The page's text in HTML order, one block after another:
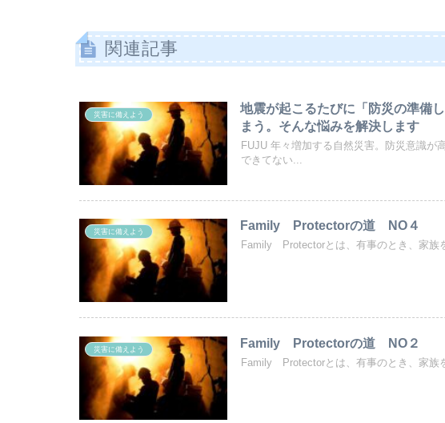
関連記事
災害に備えよう
地震が起こるたびに「防災の準備
まう。そんな悩みを解決します
FUJU 年々増加する自然災害。防災意識が
できてない...
災害に備えよう Family Protectorの道 NO４
Family Protectorとは、有事のとき、家族
災害に備えよう Family Protectorの道 NO２
Family Protectorとは、有事のとき、家族